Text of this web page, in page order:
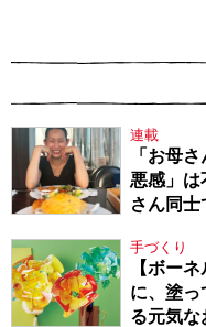
連載
「お母
悪感」は
さん同
手づくり
【ボー
に、塗っ
る元気な